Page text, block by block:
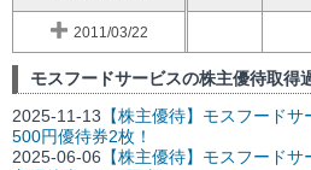
2011/03/22
モスフードサービスの株主優待取得
2025-11-13 【株主優待】モスフード
500円優待券2枚！
2025-06-06 【株主優待】モスフード